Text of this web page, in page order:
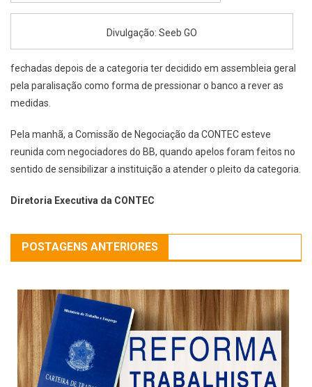
Divulgação: Seeb GO
fechadas depois de a categoria ter decidido em assembleia geral
pela paralisação como forma de pressionar o banco a rever as
medidas.
Pela manhã, a Comissão de Negociação da CONTEC esteve
reunida com negociadores do BB, quando apelos foram feitos no
sentido de sensibilizar a instituição a atender o pleito da categoria.
Diretoria Executiva da CONTEC
POSTAGENS ANTERIORES